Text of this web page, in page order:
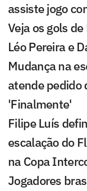
assiste jogo
Veja os gols
Léo Pereira e
Mudança na
atende pedido
'Finalmente'
Filipe Luís
escalação do
na Copa
Jogadores